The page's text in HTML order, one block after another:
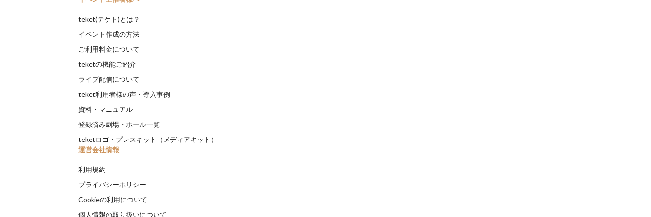
teket(テケト)とは？
イベント作成の方法
ご利用料金について
teketの機能ご紹介
ライブ配信について
teket利用者様の声・導入事例
資料・マニュアル
登録済み劇場・ホール一覧
teketロゴ・プレスキット（メディアキット）
運営会社情報
利用規約
プライバシーポリシー
Cookieの利用について
個人情報の取り扱いについて